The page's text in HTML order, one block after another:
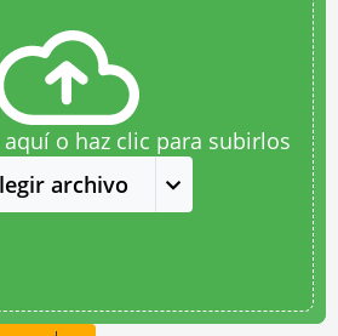
o haz clic para subirlos
archivo